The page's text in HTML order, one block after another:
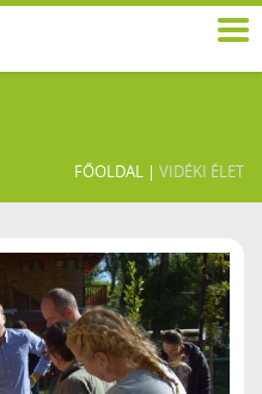
FŐOLDAL | VIDÉKI ÉLET